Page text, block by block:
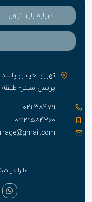
درباره باراژ تراول
تهران- خیابان
پریس سنتر- طبقه
۰۲۱-۳۸۴۷۹
۰۹۱۲۹۵۸۴۳۶۰
ما را در